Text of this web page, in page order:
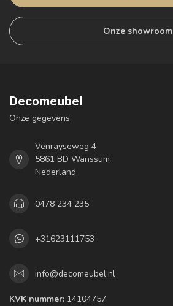
Onze showroom
Decomeubel
Onze gegevens
Venrayseweg 4
5861 BD Wanssum
Nederland
0478 234 235
+31623111753
info@decomeubel.nl
KVK nummer: 14104757